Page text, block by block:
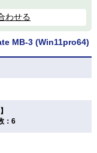
わせる
MB-3 (Win11pro64)
：6